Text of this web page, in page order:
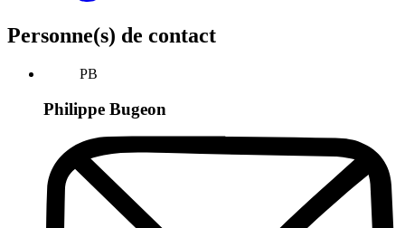
Personne(s) de contact
PB
Philippe Bugeon